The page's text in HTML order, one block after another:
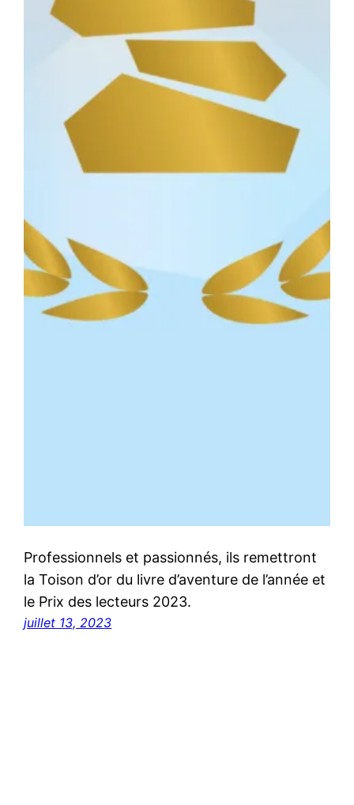
Professionnels et passionnés, ils remettront
la Toison d’or du livre d’aventure de l’année et
le Prix des lecteurs 2023.
juillet 13, 2023